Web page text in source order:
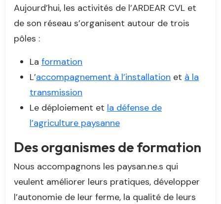
Aujourd’hui, les activités de l’ARDEAR CVL et
de son réseau s’organisent autour de trois
pôles :
La formation
L’accompagnement à l’installation et à la
transmission
Le déploiement et la défense de
l’agriculture paysanne
Des organismes de formation
Nous accompagnons les paysan.ne.s qui
veulent améliorer leurs pratiques, développer
l’autonomie de leur ferme, la qualité de leurs